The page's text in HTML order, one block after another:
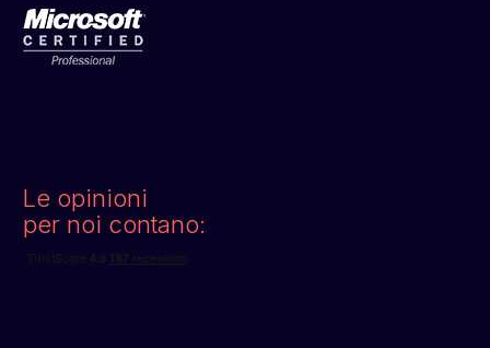
Le opinioni
per noi contano: